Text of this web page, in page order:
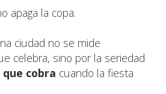
apaga la copa.
ciudad no se mide
celebra, sino por la seriedad
que cobra cuando la fiesta